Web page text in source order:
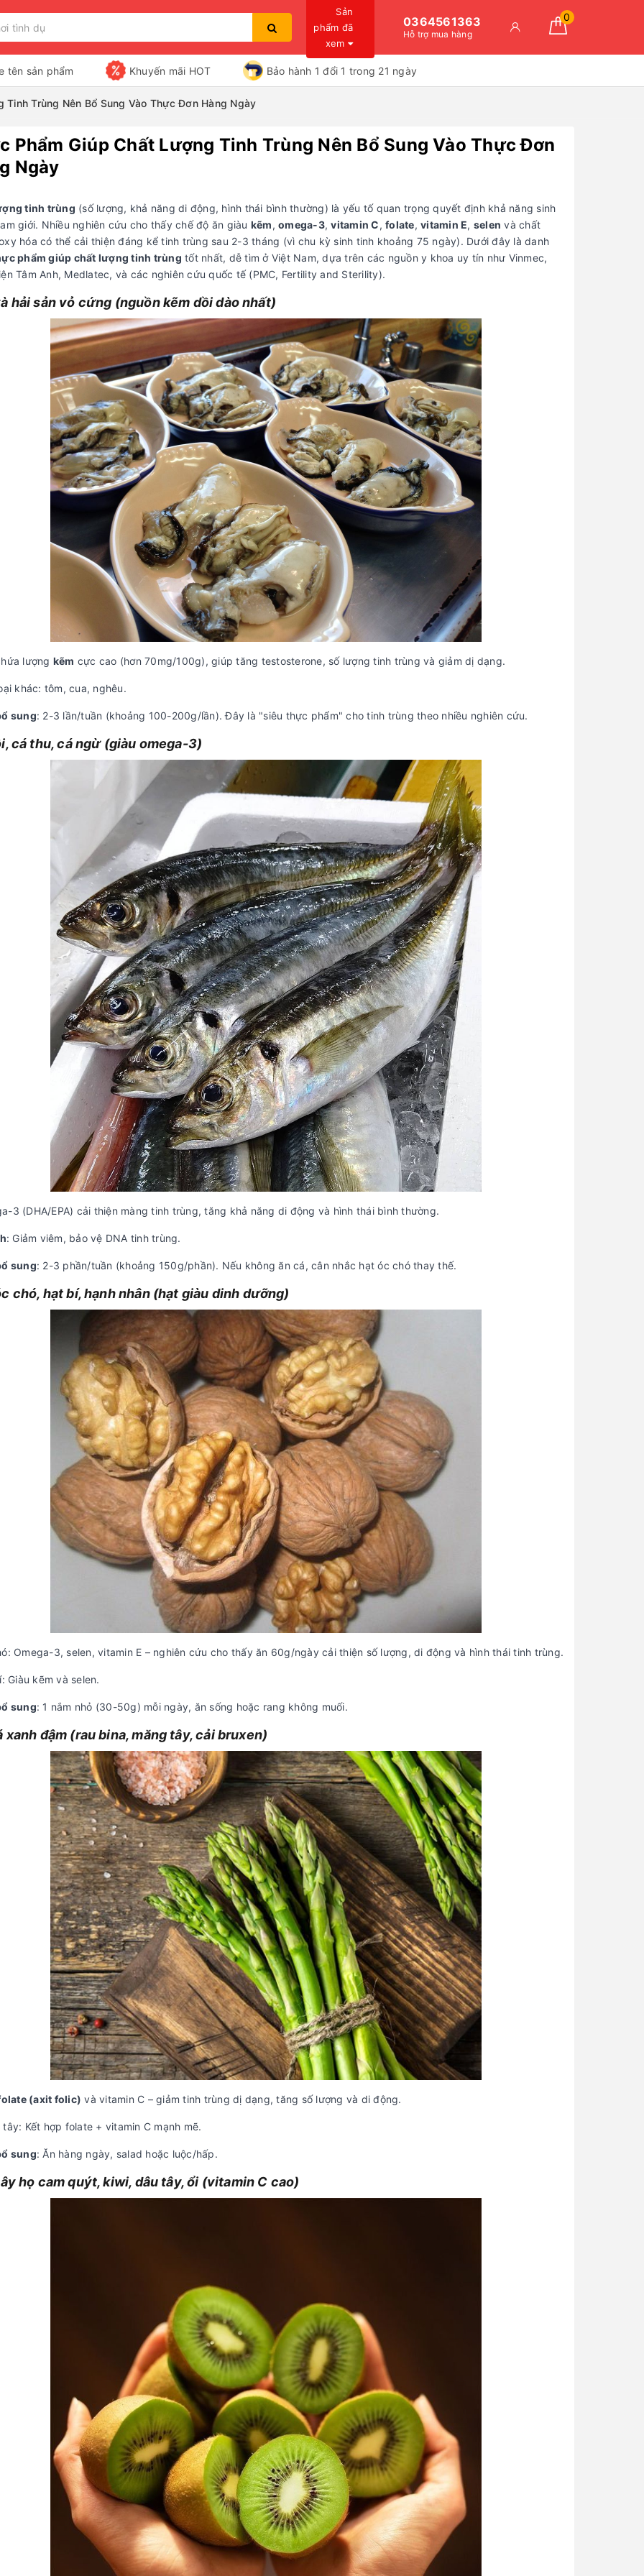
Sản
phẩm đã
xem
0364561363
Hỗ trợ mua hàng
0
tên sản phẩm Khuyến mãi HOT Bảo hành 1 đổi 1 trong 21 ngày
Tinh Trùng Nên Bổ Sung Vào Thực Đơn Hàng Ngày
Phẩm Giúp Chất Lượng Tinh Trùng Nên Bổ Sung Vào Thực Đơn
Ngày
tinh trùng (số lượng, khả năng di động, hình thái bình thường) là yếu tố quan trọng quyết định khả năng sinh
giới. Nhiều nghiên cứu cho thấy chế độ ăn giàu kẽm, omega-3,vitamin C, folate, vitamin E, selen và chất
hóa có thể cải thiện đáng kể tinh trùng sau 2-3 tháng (vì chu kỳ sinh tinh khoảng 75 ngày). Dưới đây là danh
phẩm giúp chất lượng tinh trùng tốt nhất, dễ tìm ở Việt Nam, dựa trên các nguồn y khoa uy tín như Vinmec,
Tâm Anh, Medlatec, và các nghiên cứu quốc tế (PMC, Fertility and Sterility).
hải sản vỏ cứng (nguồn kẽm dồi dào nhất)
lượng kẽm cực cao (hơn 70mg/100g), giúp tăng testosterone, số lượng tinh trùng và giảm dị dạng.
khác: tôm, cua, nghêu.
sung: 2-3 lần/tuần (khoảng 100-200g/lần). Đây là "siêu thực phẩm" cho tinh trùng theo nhiều nghiên cứu.
cá thu, cá ngừ (giàu omega-3)
3 (DHA/EPA) cải thiện màng tinh trùng, tăng khả năng di động và hình thái bình thường.
: Giảm viêm, bảo vệ DNA tinh trùng.
sung: 2-3 phần/tuần (khoảng 150g/phần). Nếu không ăn cá, cân nhắc hạt óc chó thay thế.
chó, hạt bí, hạnh nhân (hạt giàu dinh dưỡng)
Omega-3, selen, vitamin E – nghiên cứu cho thấy ăn 60g/ngày cải thiện số lượng, di động và hình thái tinh trùng.
Giàu kẽm và selen.
sung: 1 nắm nhỏ (30-50g) mỗi ngày, ăn sống hoặc rang không muối.
xanh đậm (rau bina, măng tây, cải bruxen)
(axit folic) và vitamin C – giảm tinh trùng dị dạng, tăng số lượng và di động.
tây: Kết hợp folate + vitamin C mạnh mẽ.
sung: Ăn hàng ngày, salad hoặc luộc/hấp.
họ cam quýt, kiwi, dâu tây, ổi (vitamin C cao)